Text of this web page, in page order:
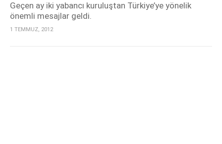
Geçen ay iki yabancı kuruluştan Türkiye’ye yönelik
önemli mesajlar geldi.
1 TEMMUZ, 2012